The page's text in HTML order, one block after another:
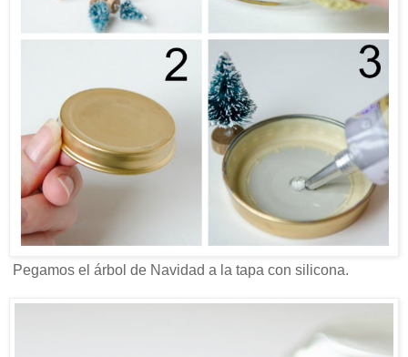
Pegamos el árbol de Navidad a la tapa con silicona.